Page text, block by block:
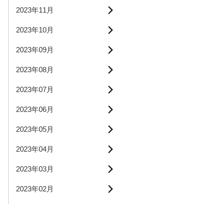
2023年11月
2023年10月
2023年09月
2023年08月
2023年07月
2023年06月
2023年05月
2023年04月
2023年03月
2023年02月